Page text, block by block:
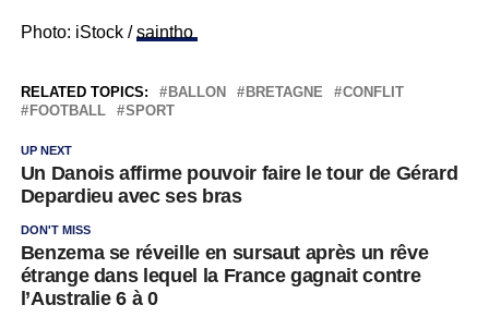
Photo: iStock / saintho
RELATED TOPICS: BALLON BRETAGNE
CONFLIT
FOOTBALL
SPORT
UP NEXT
Un Danois affirme pouvoir faire le tour de Gérard
Depardieu avec ses bras
DON'T MISS
Benzema se réveille en sursaut après un rêve
étrange dans lequel la France gagnait contre
l’Australie 6 à 0